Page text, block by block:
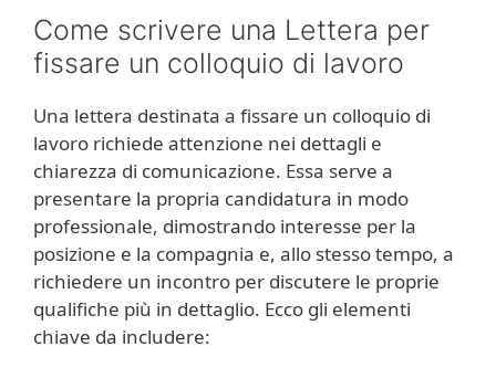
Come scrivere una Lettera per
fissare un colloquio di lavoro
Una lettera destinata a fissare un colloquio di
lavoro richiede attenzione nei dettagli e
chiarezza di comunicazione. Essa serve a
presentare la propria candidatura in modo
professionale, dimostrando interesse per la
posizione e la compagnia e, allo stesso tempo, a
richiedere un incontro per discutere le proprie
qualifiche più in dettaglio. Ecco gli elementi
chiave da includere: